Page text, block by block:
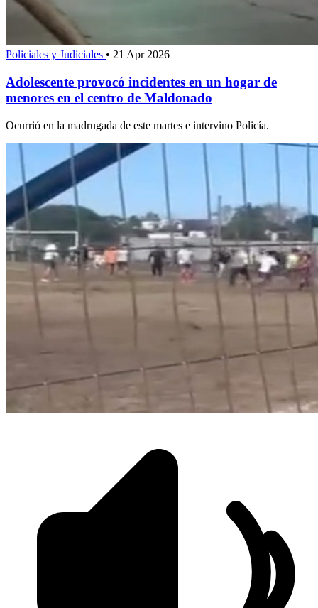
Policiales y Judiciales • 21 Apr 2026
Adolescente provocó incidentes en un hogar de
menores en el centro de Maldonado
Ocurrió en la madrugada de este martes e intervino Policía.